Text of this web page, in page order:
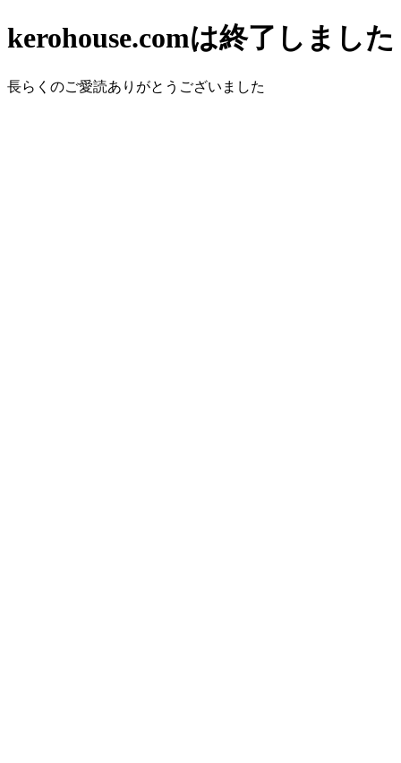
kerohouse.comは終了しました
長らくのご愛読ありがとうございました